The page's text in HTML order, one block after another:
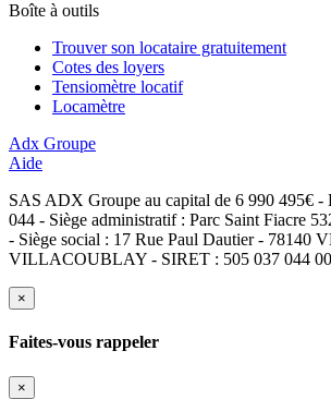
Boîte à outils
Trouver son locataire gratuitement
Cotes des loyers
Tensiomètre locatif
Locamètre
Adx Groupe
Aide
SAS ADX Groupe au capital de 6 990 495€ -
044 - Siège administratif : Parc Saint Fiacre
- Siège social : 17 Rue Paul Dautier - 78140
VILLACOUBLAY - SIRET : 505 037 044
×
Faites-vous rappeler
×